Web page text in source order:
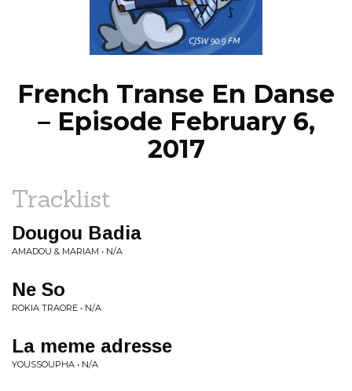
NEWS
French Transe En Danse
– Episode February 6,
2017
Tracklist
Dougou Badia
AMADOU & MARIAM • N/A
Ne So
ROKIA TRAORE • N/A
La meme adresse
YOUSSOUPHA • N/A